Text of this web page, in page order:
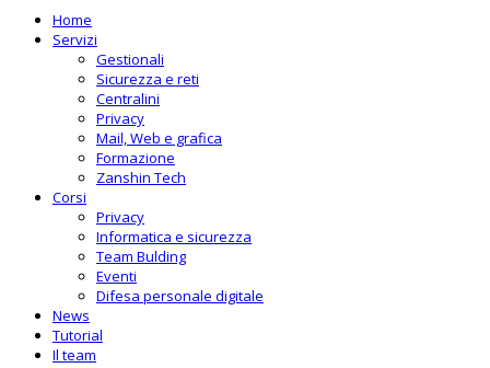
Home
Servizi
Gestionali
Sicurezza e reti
Centralini
Privacy
Mail, Web e grafica
Formazione
Zanshin Tech
Corsi
Privacy
Informatica e sicurezza
Team Bulding
Eventi
Difesa personale digitale
News
Tutorial
Il team